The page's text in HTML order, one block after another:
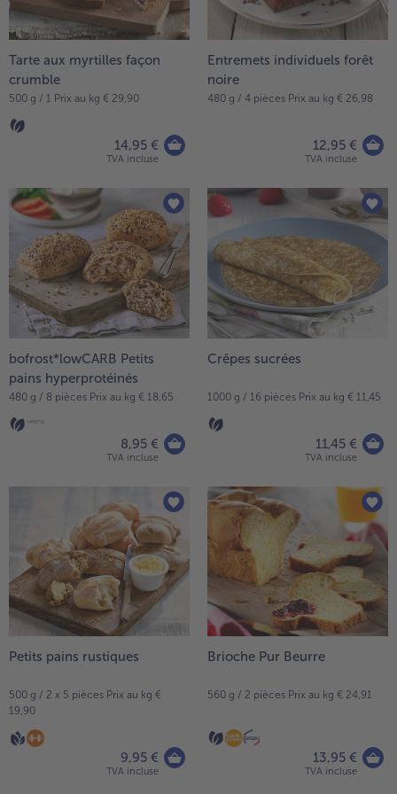
Tarte aux myrtilles façon
crumble
500 g / 1 Prix au kg € 29,90
14,95 €
TVA incluse
Entremets individuels forêt
noire
480 g / 4 pièces Prix au kg € 26,98
12,95 €
TVA incluse
bofrost*lowCARB Petits
pains hyperprotéinés
480 g / 8 pièces Prix au kg € 18,65
8,95 €
TVA incluse
Crêpes sucrées
1000 g / 16 pièces Prix au kg € 11,45
11,45 €
TVA incluse
Petits pains rustiques
500 g / 2 x 5 pièces Prix au kg €
19,90
9,95 €
TVA incluse
Brioche Pur Beurre
560 g / 2 pièces Prix au kg € 24,91
13,95 €
TVA incluse